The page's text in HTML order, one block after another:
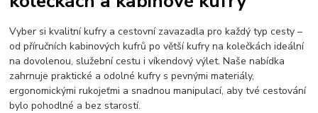
Vyber si kvalitní kufry a cestovní zavazadla pro každý typ cesty –
od příručních kabinových kufrů po větší kufry na kolečkách ideální
na dovolenou, služební cestu i víkendový výlet. Naše nabídka
zahrnuje praktické a odolné kufry s pevnými materiály,
ergonomickými rukojeťmi a snadnou manipulací, aby tvé cestování
bylo pohodlné a bez starostí.